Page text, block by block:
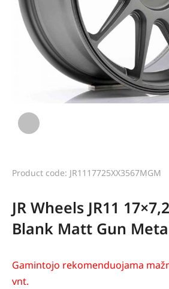
Product code: JR1117725XX3567MGM
JR Wheels JR11
Blank Matt Gun
Gamintojo rekomenduojama
vnt.